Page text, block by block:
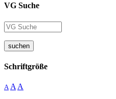
VG Suche
suchen
Schriftgröße
A A A